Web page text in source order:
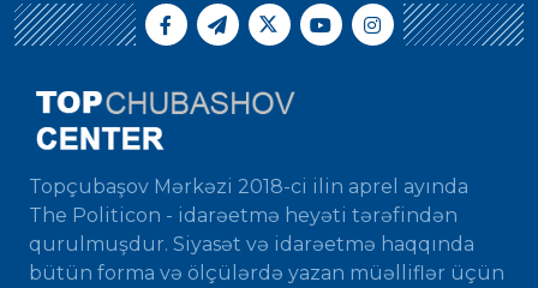
Topçubaşov Mərkəzi 2018-ci ilin aprel ayında
The Politicon - idarəetmə heyəti tərəfindən
qurulmuşdur. Siyasət və idarəetmə haqqında
bütün forma və ölçülərdə yazan müəlliflər üçün